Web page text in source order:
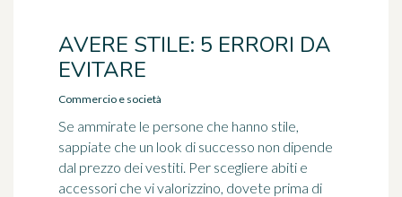
AVERE STILE: 5 ERRORI DA
EVITARE
Commercio e società
Se ammirate le persone che hanno stile,
sappiate che un look di successo non dipende
dal prezzo dei vestiti. Per scegliere abiti e
accessori che vi valorizzino, dovete prima di